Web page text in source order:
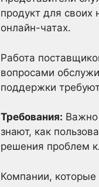
продукт для своих
онлайн-чатах.
Работа
вопросами
поддержки
Требования: Важно
знают, как
решения проблем
Компании, которые